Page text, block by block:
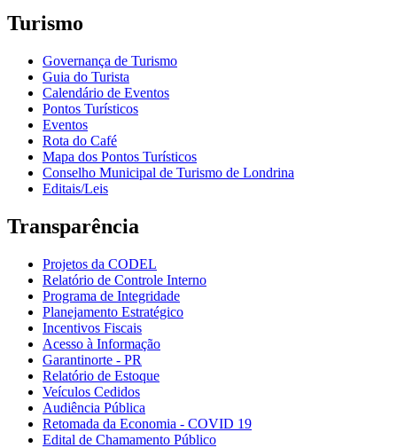
Turismo
Governança de Turismo
Guia do Turista
Calendário de Eventos
Pontos Turísticos
Eventos
Rota do Café
Mapa dos Pontos Turísticos
Conselho Municipal de Turismo de Londrina
Editais/Leis
Transparência
Projetos da CODEL
Relatório de Controle Interno
Programa de Integridade
Planejamento Estratégico
Incentivos Fiscais
Acesso à Informação
Garantinorte - PR
Relatório de Estoque
Veículos Cedidos
Audiência Pública
Retomada da Economia - COVID 19
Edital de Chamamento Público